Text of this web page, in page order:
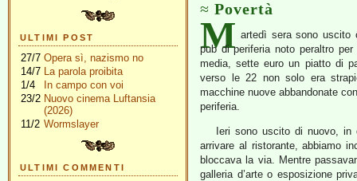
ULTIMI POST
27/7 Opera sì, nazismo no
14/7 La parola proibita
1/4
In campo con voi
23/2 Nuovo cinema Luftansia
(2026)
11/2 Wormslayer
ULTIMI COMMENTI
Povertà
M artedì sera sono uscito
pub di periferia noto peraltro
media, sette euro un piatto di
verso le 22 non solo era
macchine nuove abbandonate
periferia.
Ieri sono uscito di nuovo, in
arrivare al ristorante, abbiamo
bloccava la via. Mentre
galleria d’arte o esposizione